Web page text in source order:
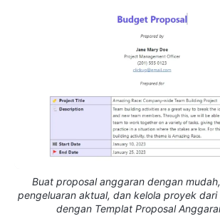
Buat proposal anggaran dengan
pengeluaran aktual, dan kelola proyek
dengan Templat Proposal